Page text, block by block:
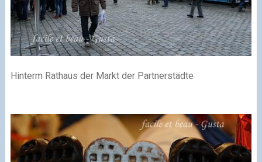
Hinterm Rathaus der Markt der Partnerstädte